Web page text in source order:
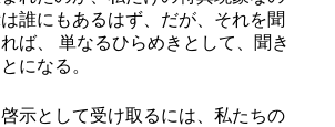
誰にもあるはず、だが、それを聞
ば、 単なるひらめきとして、聞き
になる。
示として受け取るには、私たちの